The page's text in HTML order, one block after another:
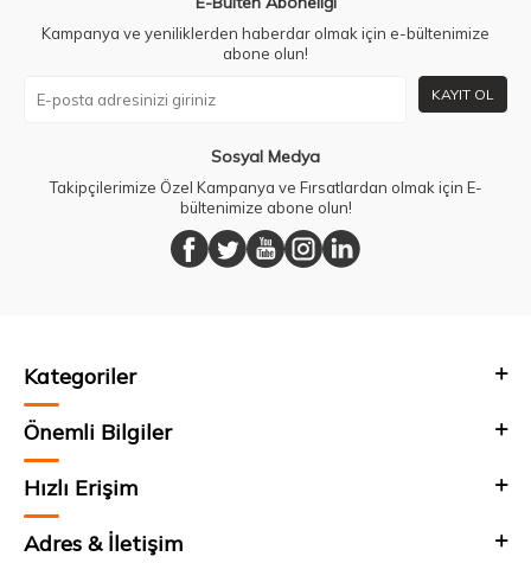
Kampanya ve yeniliklerden haberdar olmak için e-bültenimize
abone olun!
KAYIT OL
Sosyal Medya
Takipçilerimize Özel Kampanya ve Fırsatlardan olmak için E-
bültenimize abone olun!
Kategoriler
Önemli Bilgiler
Hızlı Erişim
Adres & İletişim